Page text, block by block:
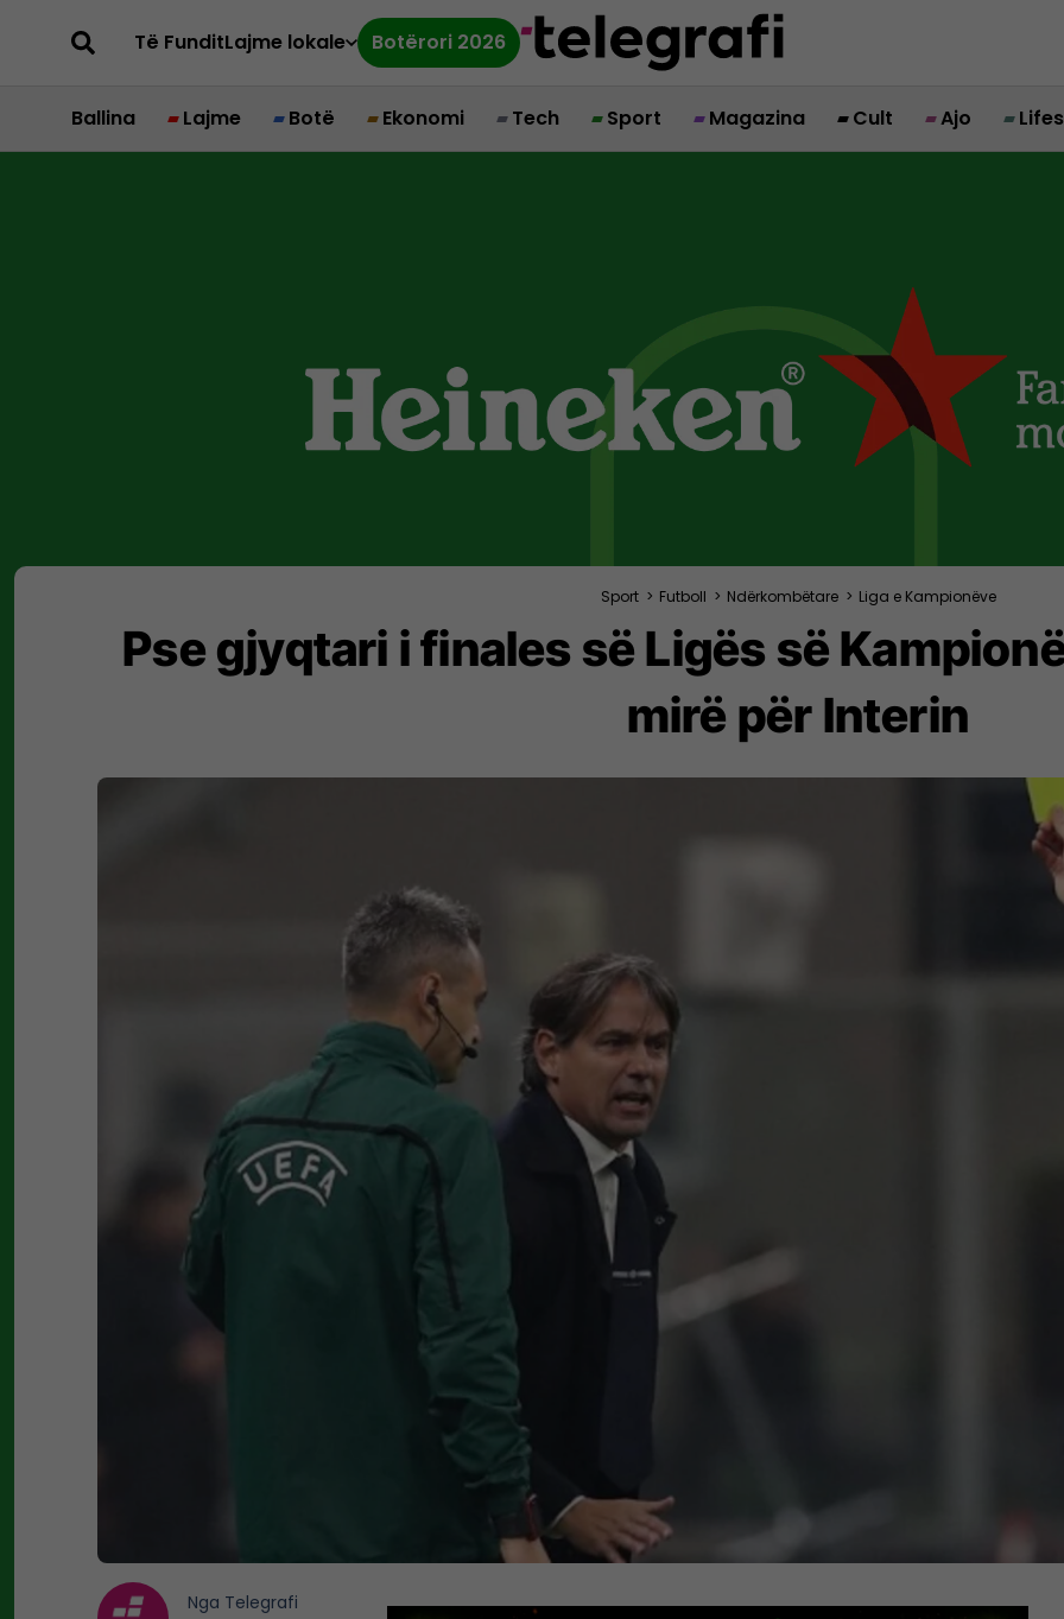
Të FunditLajme lokale Botërori 2026
Ballina Lajme Botë Ekonomi Tech Sport Magazina Cult Ajo
Sport > Futboll > Ndërkombëtare > Liga e Kampionëve
Pse gjyqtari i finales së Ligës së
mirë për Interin
Nga Telegrafi